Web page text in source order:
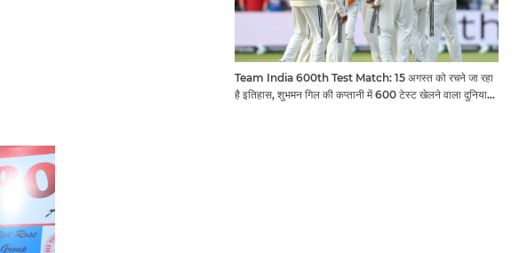
Team India 600th Test Match: 15 अगस्त को रचने जा रहा
है इतिहास, शुभमन गिल की कप्तानी में 600 टेस्ट खेलने वाला दुनिया